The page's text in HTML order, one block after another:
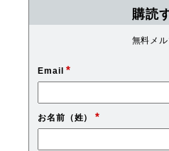
購読
無料メ
Email*
お名前（姓） *